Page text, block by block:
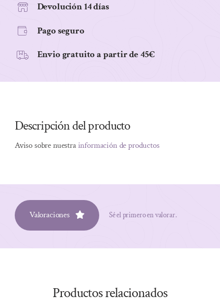
Devolución 14 días
Pago seguro
Envio gratuito a partir de 45€
Descripción del producto
Aviso sobre nuestrainformación de productos
Valoraciones Sé el primero en valorar.
Productos relacionados